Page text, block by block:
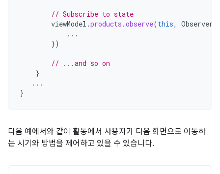
// Subscribe to state
viewModel .products .observe(this, Observer
...
})
// ...and so on
}
...
}
다음 예에서와 같이 활동에서 사용자가 다음 화면으로 이동하
는 시기와 방법을 제어하고 있을 수 있습니다.